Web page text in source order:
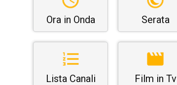
Ora in Onda Serata
Lista Canali Film in Tv